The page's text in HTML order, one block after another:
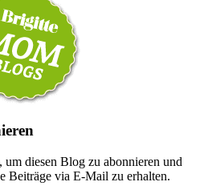
diesen Blog zu abonnieren und
Beiträge via E-Mail zu erhalten.